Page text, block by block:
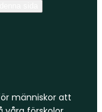
människor att